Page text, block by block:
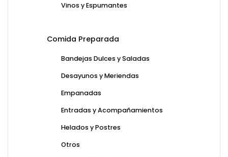
Vinos y Espumantes
Comida Preparada
Bandejas Dulces y Saladas
Desayunos y Meriendas
Empanadas
Entradas y Acompañamientos
Helados y Postres
Otros